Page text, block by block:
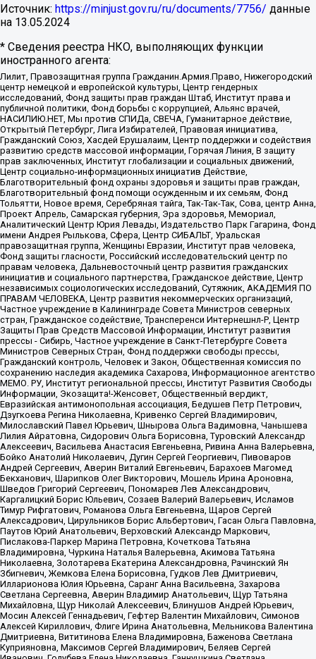
Источник: https://minjust.gov.ru/ru/documents/7756/ данные
на 13.05.2024
* Сведения реестра НКО, выполняющих функции
иностранного агента:
Лилит, Правозащитная группа Гражданин.Армия.Право, Нижегородский
центр немецкой и европейской культуры, Центр гендерных
исследований, Фонд защиты прав граждан Штаб, Институт права и
публичной политики, Фонд борьбы с коррупцией, Альянс врачей,
НАСИЛИЮ.НЕТ, Мы против СПИДа, СВЕЧА, Гуманитарное действие,
Открытый Петербург, Лига Избирателей, Правовая инициатива,
Гражданский Союз, Хасдей Ерушалаим, Центр поддержки и содействия
развитию средств массовой информации, Горячая Линия, В защиту
прав заключенных, Институт глобализации и социальных движений,
Центр социально-информационных инициатив Действие,
Благотворительный фонд охраны здоровья и защиты прав граждан,
Благотворительный фонд помощи осужденным и их семьям, Фонд
Тольятти, Новое время, Серебряная тайга, Так-Так-Так, Сова, центр Анна,
Проект Апрель, Самарская губерния, Эра здоровья, Мемориал,
Аналитический Центр Юрия Левады, Издательство Парк Гагарина, Фонд
имени Андрея Рылькова, Сфера, Центр СИБАЛЬТ, Уральская
правозащитная группа, Женщины Евразии, Институт прав человека,
Фонд защиты гласности, Российский исследовательский центр по
правам человека, Дальневосточный центр развития гражданских
инициатив и социального партнерства, Гражданское действие, Центр
независимых социологических исследований, Сутяжник, АКАДЕМИЯ ПО
ПРАВАМ ЧЕЛОВЕКА, Центр развития некоммерческих организаций,
Частное учреждение в Калининграде Совета Министров северных
стран, Гражданское содействие, Трансперенси Интернешнл-Р, Центр
Защиты Прав Средств Массовой Информации, Институт развития
прессы - Сибирь, Частное учреждение в Санкт-Петербурге Совета
Министров Северных Стран, Фонд поддержки свободы прессы,
Гражданский контроль, Человек и Закон, Общественная комиссия по
сохранению наследия академика Сахарова, Информационное агентство
МЕМО. РУ, Институт региональной прессы, Институт Развития Свободы
Информации, Экозащита!-Женсовет, Общественный вердикт,
Евразийская антимонопольная ассоциация, Бедушев Петр Петрович,
Дзугкоева Регина Николаевна, Кривенко Сергей Владимирович,
Милославский Павел Юрьевич, Шнырова Ольга Вадимовна, Чанышева
Лилия Айратовна, Сидорович Ольга Борисовна, Туровский Александр
Алексеевич, Васильева Анастасия Евгеньевна, Ривина Анна Валерьевна,
Бойко Анатолий Николаевич, Дугин Сергей Георгиевич, Пивоваров
Андрей Сергеевич, Аверин Виталий Евгеньевич, Барахоев Магомед
Бекханович, Шарипков Олег Викторович, Мошель Ирина Ароновна,
Шведов Григорий Сергеевич, Пономарев Лев Александрович,
Каргалицкий Борис Юльевич, Созаев Валерий Валерьевич, Исламов
Тимур Рифгатович, Романова Ольга Евгеньевна, Щаров Сергей
Алексадрович, Цирульников Борис Альбертович, Гасан Ольга Павловна,
Паутов Юрий Анатольевич, Верховский Александр Маркович,
Пислакова-Паркер Марина Петровна, Кочеткова Татьяна
Владимировна, Чуркина Наталья Валерьевна, Акимова Татьяна
Николаевна, Золотарева Екатерина Александровна, Рачинский Ян
Збигневич, Жемкова Елена Борисовна, Гудков Лев Дмитриевич,
Илларионова Юлия Юрьевна, Саранг Анна Васильевна, Захарова
Светлана Сергеевна, Аверин Владимир Анатольевич, Щур Татьяна
Михайловна, Щур Николай Алексеевич, Блинушов Андрей Юрьевич,
Мосин Алексей Геннадьевич, Гефтер Валентин Михайлович, Симонов
Алексей Кириллович, Флиге Ирина Анатольевна, Мельникова Валентина
Дмитриевна, Вититинова Елена Владимировна, Баженова Светлана
Куприяновна, Максимов Сергей Владимирович, Беляев Сергей